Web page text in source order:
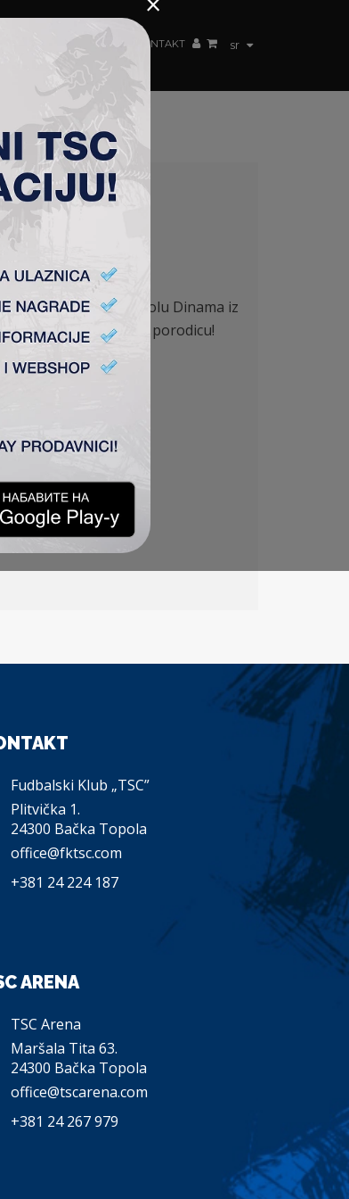
sr
KONTAKT
prošao fudbalsku školu Dinama iz
Dobrodošao u TSC porodicu!
Fudbalski Klub „TSC”
Plitvička 1.
24300 Bačka Topola
office@fktsc.com
+381 24 224 187
ARENA
TSC Arena
Maršala Tita 63.
24300 Bačka Topola
office@tscarena.com
+381 24 267 979